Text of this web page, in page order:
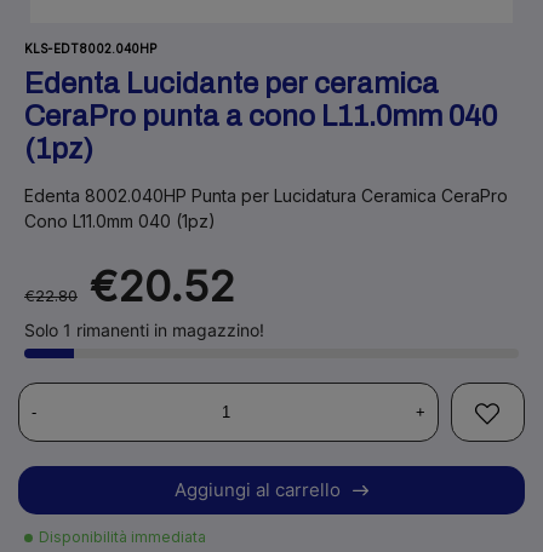
KLS-EDT8002.040HP
Edenta Lucidante per ceramica
CeraPro punta a cono L11.0mm 040
(1pz)
Edenta 8002.040HP Punta per Lucidatura Ceramica CeraPro
Cono L11.0mm 040 (1pz)
€22.80 €20.52
Solo 1 rimanenti in magazzino!
- +
Aggiungi al carrello
Disponibilità immediata